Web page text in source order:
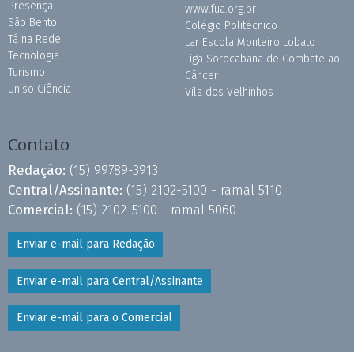
Presença
São Bento
Tá na Rede
Tecnologia
Turismo
Uniso Ciência
www.fua.org.br
Colégio Politécnico
Lar Escola Monteiro Lobato
Liga Sorocabana de Combate ao
Câncer
Vila dos Velhinhos
Contato
Redação: (15) 99789-3913
Central/Assinante: (15) 2102-5100 - ramal 5110
Comercial: (15) 2102-5100 - ramal 5060
Enviar e-mail para Redação
Enviar e-mail para Central/Assinante
Enviar e-mail para o Comercial